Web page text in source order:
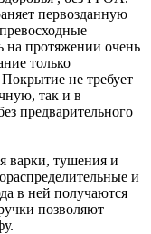
первозданную
на протяжении очень
только
не требует
так и в
предварительного
варки, тушения и
и
в ней получаются
позволяют